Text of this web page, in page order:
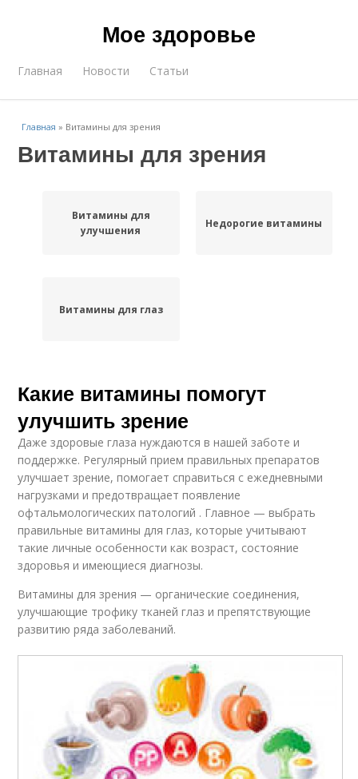
Мое здоровье
Главная Новости Статьи
Главная » Витамины для зрения
Витамины для зрения
Витамины для
улучшения
Недорогие витамины
Витамины для глаз
Какие витамины помогут
улучшить зрение
Даже здоровые глаза нуждаются в нашей заботе и
поддержке. Регулярный прием правильных препаратов
улучшает зрение, помогает справиться с ежедневными
нагрузками и предотвращает появление
офтальмологических патологий . Главное — выбрать
правильные витамины для глаз, которые учитывают
такие личные особенности как возраст, состояние
здоровья и имеющиеся диагнозы.
Витамины для зрения — органические соединения,
улучшающие трофику тканей глаз и препятствующие
развитию ряда заболеваний.